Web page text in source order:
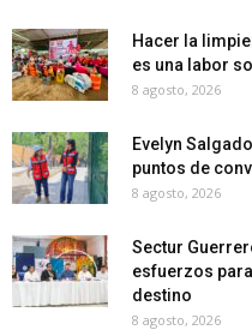
Hacer la
es una labor
8 agosto, 2026
Evelyn
puntos de
8 agosto, 2026
Sectur
esfuerzos
destino
8 agosto, 2026